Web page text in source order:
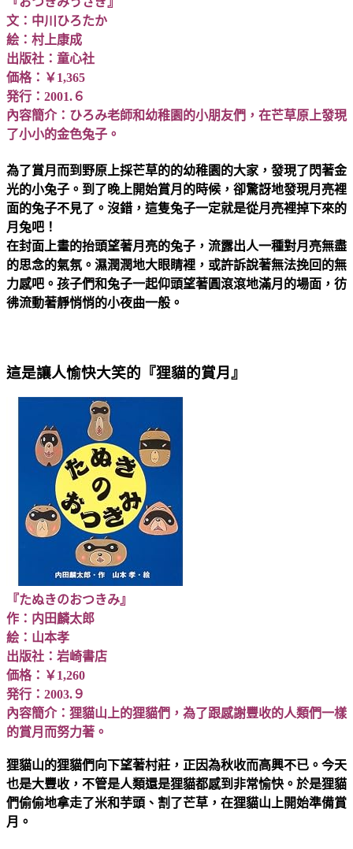
文：中川ひろたか
絵：村上康成
出版社：童心社
価格：￥1,365
発行：2001.６
內容簡介：ひろみ老師和幼稚園的小朋友們，在芒草原上發現
了小小的金色兔子。
為了賞月而到野原上採芒草的的幼稚園的大家，發現了閃著金
光的小兔子。到了晚上開始賞月的時候，卻驚訝地發現月亮裡
面的兔子不見了。沒錯，這隻兔子一定就是從月亮裡掉下來的
月兔吧！
在封面上畫的抬頭望著月亮的兔子，流露出人一種對月亮無盡
的思念的氣氛。濕潤潤地大眼睛裡，或許訴說著無法挽回的無
力感吧。孩子們和兔子一起仰頭望著圓滾滾地滿月的場面，彷
彿流動著靜悄悄的小夜曲一般。
這是讓人愉快大笑的『狸貓的賞月』
『たぬきのおつきみ』
作：内田麟太郎
絵：山本孝
出版社：岩崎書店
価格：￥1,260
発行：2003.９
內容簡介：狸貓山上的狸貓們，為了跟感謝豐收的人類們一樣
的賞月而努力著。
狸貓山的狸貓們向下望著村莊，正因為秋收而高興不已。今天
也是大豐收，不管是人類還是狸貓都感到非常愉快。於是狸貓
們偷偷地拿走了米和芋頭、割了芒草，在狸貓山上開始準備賞
月。